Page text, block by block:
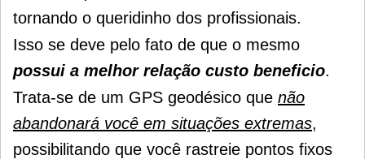
tornando o queridinho dos profissionais.
Isso se deve pelo fato de que o mesmo
possui a melhor relação custo beneficio.
Trata-se de um GPS geodésico que não
abandonará você em situações extremas,
possibilitando que você rastreie pontos fixos